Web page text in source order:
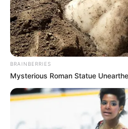
BRAINBERRIES
Mysterious Roman Statue